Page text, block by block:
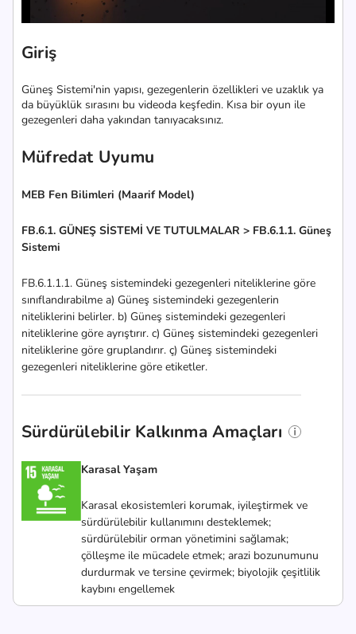
Giriş
Güneş Sistemi'nin yapısı, gezegenlerin özellikleri ve uzaklık ya
da büyüklük sırasını bu videoda keşfedin. Kısa bir oyun ile
gezegenleri daha yakından tanıyacaksınız.
Müfredat Uyumu
MEB Fen Bilimleri (Maarif Model)
FB.6.1. GÜNEŞ SİSTEMİ VE TUTULMALAR > FB.6.1.1. Güneş
Sistemi
FB.6.1.1.1. Güneş sistemindeki gezegenleri niteliklerine göre
sınıflandırabilme a) Güneş sistemindeki gezegenlerin
niteliklerini belirler. b) Güneş sistemindeki gezegenleri
niteliklerine göre ayrıştırır. c) Güneş sistemindeki gezegenleri
niteliklerine göre gruplandırır. ç) Güneş sistemindeki
gezegenleri niteliklerine göre etiketler.
Sürdürülebilir Kalkınma Amaçları
Karasal Yaşam
Karasal ekosistemleri korumak, iyileştirmek ve
sürdürülebilir kullanımını desteklemek;
sürdürülebilir orman yönetimini sağlamak;
çölleşme ile mücadele etmek; arazi bozunumunu
durdurmak ve tersine çevirmek; biyolojik çeşitlilik
kaybını engellemek